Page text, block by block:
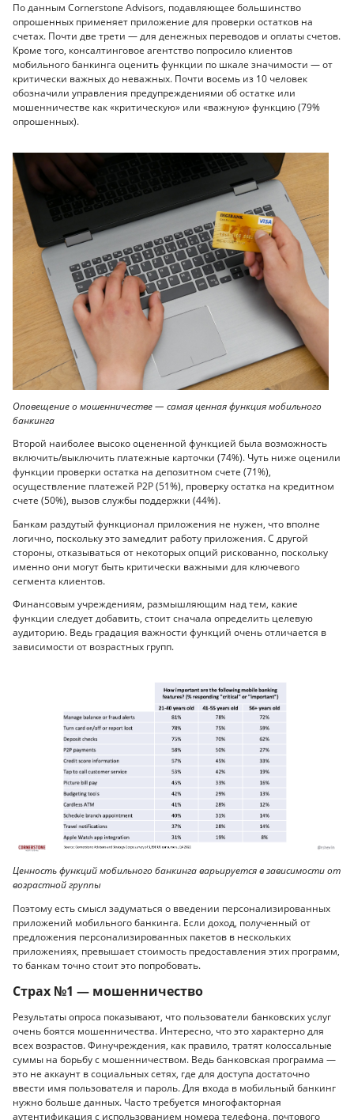
По данным Cornerstone Advisors, подавляющее большинство
опрошенных применяет приложение для проверки остатков на
счетах. Почти две трети — для денежных переводов и оплаты счетов.
Кроме того, консалтинговое агентство попросило клиентов
мобильного банкинга оценить функции по шкале значимости — от
критически важных до неважных. Почти восемь из 10 человек
обозначили управления предупреждениями об остатке или
мошенничестве как «критическую» или «важную» функцию (79%
опрошенных).
Оповещение о мошенничестве — самая ценная функция мобильного
банкинга
Второй наиболее высоко оцененной функцией была возможность
включить/выключить платежные карточки (74%). Чуть ниже оценили
функции проверки остатка на депозитном счете (71%),
осуществление платежей Р2Р (51%), проверку остатка на кредитном
счете (50%), вызов службы поддержки (44%).
Банкам раздутый функционал приложения не нужен, что вполне
логично, поскольку это замедлит работу приложения. С другой
стороны, отказываться от некоторых опций рискованно, поскольку
именно они могут быть критически важными для ключевого
сегмента клиентов.
Финансовым учреждениям, размышляющим над тем, какие
функции следует добавить, стоит сначала определить целевую
аудиторию. Ведь градация важности функций очень отличается в
зависимости от возрастных групп.
Ценность функций мобильного банкинга варьируется в зависимости от
возрастной группы
Поэтому есть смысл задуматься о введении персонализированных
приложений мобильного банкинга. Если доход, полученный от
предложения персонализированных пакетов в нескольких
приложениях, превышает стоимость предоставления этих программ,
то банкам точно стоит это попробовать.
Страх №1 — мошенничество
Результаты опроса показывают, что пользователи банковских услуг
очень боятся мошенничества. Интересно, что это характерно для
всех возрастов. Финучреждения, как правило, тратят колоссальные
суммы на борьбу с мошенничеством. Ведь банковская программа —
это не аккаунт в социальных сетях, где для доступа достаточно
ввести имя пользователя и пароль. Для входа в мобильный банкинг
нужно больше данных. Часто требуется многофакторная
аутентификация с использованием номера телефона, почтового